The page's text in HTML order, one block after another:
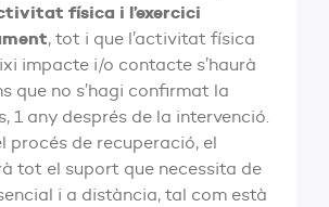
física i l’exercici
, tot i que l’activitat física
impacte i/o contacte s’haurà
que no s’hagi confirmat la
1 any després de la intervenció.
procés de recuperació, el
tot el suport que necessita de
i a distància, tal com està